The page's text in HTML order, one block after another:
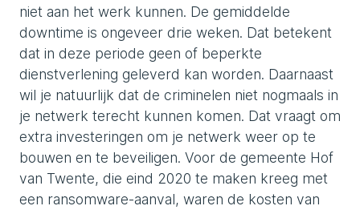
niet aan het werk kunnen. De gemiddelde
downtime is ongeveer drie weken. Dat betekent
dat in deze periode geen of beperkte
dienstverlening geleverd kan worden. Daarnaast
wil je natuurlijk dat de criminelen niet nogmaals in
je netwerk terecht kunnen komen. Dat vraagt om
extra investeringen om je netwerk weer op te
bouwen en te beveiligen. Voor de gemeente Hof
van Twente, die eind 2020 te maken kreeg met
een ransomware-aanval, waren de kosten van